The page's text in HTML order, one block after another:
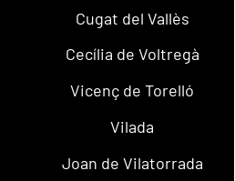
Cugat del Vallès
Cecília de Voltregà
Vicenç de Torelló
Vilada
Joan de Vilatorrada